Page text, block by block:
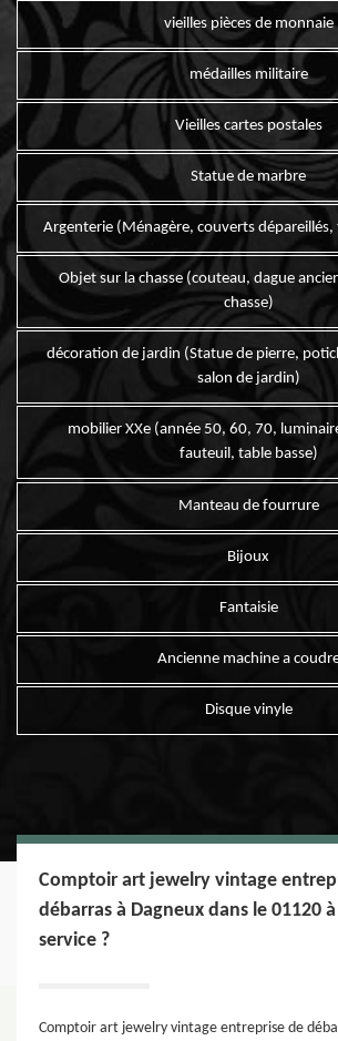
vieilles pièces de monnaie
médailles militaire
Vieilles cartes postales
Statue de marbre
Argenterie (Ménagère, couverts
Objet sur la chasse (couteau, dague
chasse)
décoration de jardin (Statue de pierre,
salon de jardin)
mobilier XXe (année 50, 60, 70,
fauteuil, table basse)
Manteau de fourrure
Bijoux
Fantaisie
Ancienne machine a
Disque vinyle
Comptoir art jewelry vintage
débarras à Dagneux dans le 01120
service ?
Comptoir art jewelry vintage entreprise de